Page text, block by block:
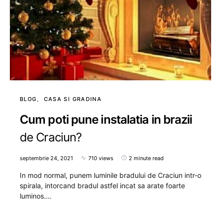
BLOG CASA SI GRADINA
Cum poti pune instalatia in brazii
de Craciun?
septembrie 24, 2021 710 views 2 minute read
In mod normal, punem luminile bradului de Craciun intr-o
spirala, intorcand bradul astfel incat sa arate foarte
luminos.…